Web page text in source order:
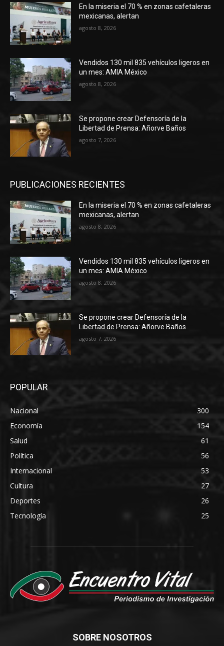
En la miseria el 70 % en zonas cafetaleras
mexicanas, alertan
agosto 8, 2026
Vendidos 130 mil 835 vehículos ligeros en
un mes: AMIA México
agosto 8, 2026
Se propone crear Defensoría de la
Libertad de Prensa: Añorve Baños
agosto 7, 2026
PUBLICACIONES RECIENTES
En la miseria el 70 % en zonas cafetaleras
mexicanas, alertan
agosto 8, 2026
Vendidos 130 mil 835 vehículos ligeros en
un mes: AMIA México
agosto 8, 2026
Se propone crear Defensoría de la
Libertad de Prensa: Añorve Baños
agosto 7, 2026
POPULAR
Nacional
300
Economía
154
Salud
61
Política
56
Internacional
53
Cultura
27
Deportes
26
Tecnología
25
SOBRE NOSOTROS